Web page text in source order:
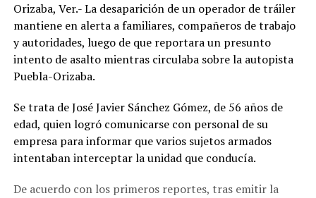
Orizaba, Ver.- La desaparición de un operador de tráiler
mantiene en alerta a familiares, compañeros de trabajo
y autoridades, luego de que reportara un presunto
intento de asalto mientras circulaba sobre la autopista
Puebla-Orizaba.
Se trata de José Javier Sánchez Gómez, de 56 años de
edad, quien logró comunicarse con personal de su
empresa para informar que varios sujetos armados
intentaban interceptar la unidad que conducía.
De acuerdo con los primeros reportes, tras emitir la